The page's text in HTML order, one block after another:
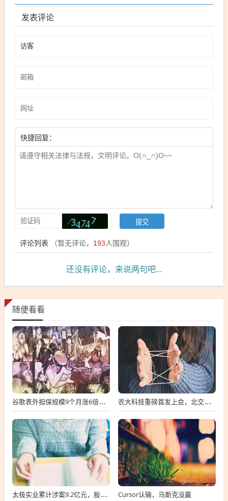
发表评论
快捷回复：
评论列表 （暂无评论， 193人围观）
还没有评论，来说两句吧...
随便看看
谷歌表外担保规模9个月涨6倍至438亿美元，用“财务兜底”换TPU芯片订单 农大科技重磅首发上会，北交所募资达4.13亿元，科技创新引领未来发展！
太极实业累计涉案9.2亿元，股价一周跌超30%，子公司起诉讨要6396万工程款 Cursor认输，马斯克没赢